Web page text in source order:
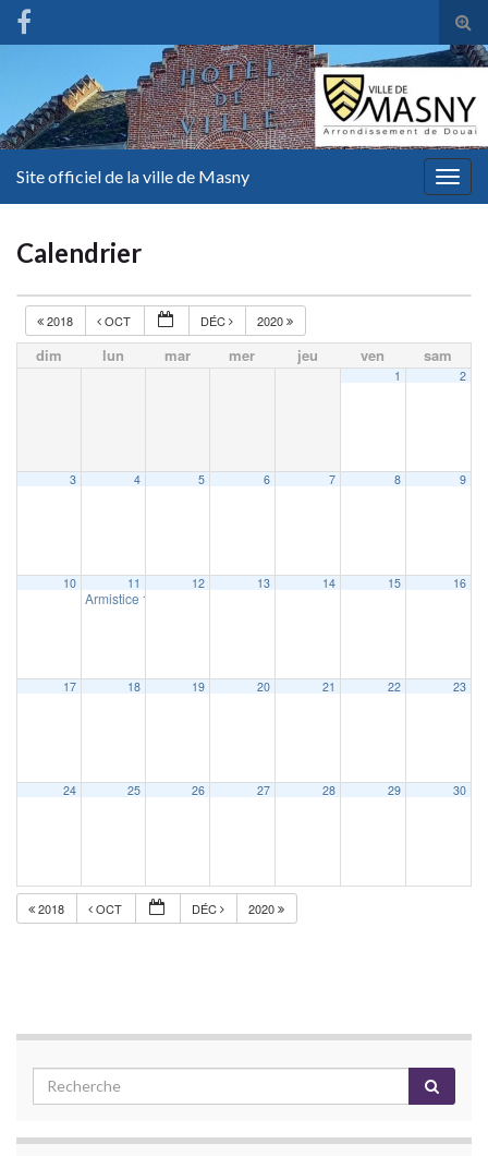
Site officiel de la ville de Masny
Calendrier
2018 OCT DÉC 2020
dim lun mar mer jeu ven sam
1 2
3 4 5 6 7 8 9
10 11
Armistice 11 h 15 min
12 13 14 15 16
17 18 19 20 21 22 23
24 25 26 27 28 29 30
2018 OCT DÉC 2020